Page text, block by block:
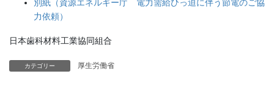
別紙（資源エネルギー庁 電力需給ひっ迫に伴う節電のご協
力依頼）
日本歯科材料工業協同組合
カテゴリー 厚生労働省